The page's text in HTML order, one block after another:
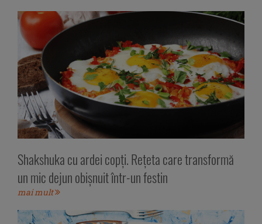
Shakshuka cu ardei copți. Rețeta care transformă
un mic dejun obișnuit într-un festin
mai mult